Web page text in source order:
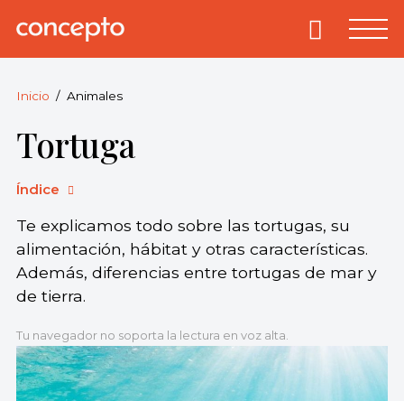
Concepto.
derechos
reservados.
Primary
Inicio Animales
Tortuga
Índice
Te explicamos todo sobre las tortugas, su
alimentación, hábitat y otras características.
Además, diferencias entre tortugas de mar y
de tierra.
Tu navegador no soporta la lectura en voz alta.